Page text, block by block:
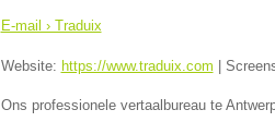
E-mail › Traduix
Website: https://www.traduix.com
Ons professionele vertaalbureau te